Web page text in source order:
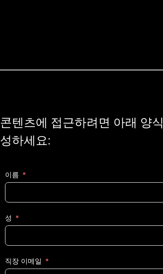
콘텐츠에 접근하려면 아래 양
성하세요:
이름
성
직장 이메일